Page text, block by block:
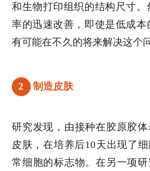
和生物打印组织的结构尺寸
率的迅速改善，即使是低成
有可能在不久的将来解决这个
2 制造皮肤
研究发现，由接种在胶原胶
皮肤，在培养后10天出现了
常细胞的标志物。在另一项